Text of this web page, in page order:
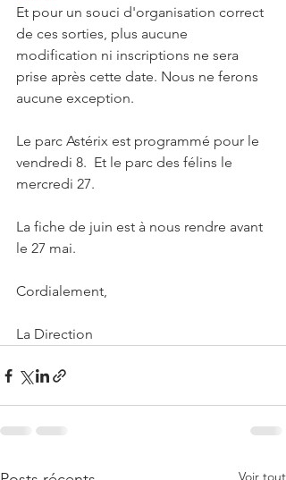
Et pour un souci d'organisation correct
de ces sorties, plus aucune
modification ni inscriptions ne sera
prise après cette date. Nous ne ferons
aucune exception.
Le parc Astérix est programmé pour le
vendredi 8.  Et le parc des félins le
mercredi 27.
La fiche de juin est à nous rendre avant
le 27 mai.
Cordialement,
La Direction
Voir tout